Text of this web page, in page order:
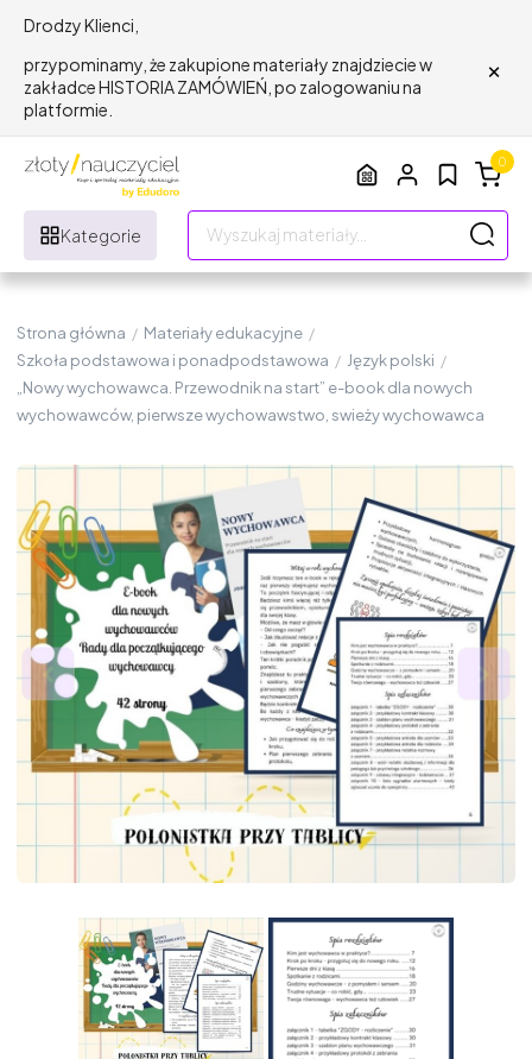
Drodzy Klienci,
przypominamy, że zakupione materiały znajdziecie w
zakładce HISTORIA ZAMÓWIEŃ, po zalogowaniu na
platformie.
×
Kategorie
0
Strona główna / Materiały edukacyjne /
Szkoła podstawowa i ponadpodstawowa / Język polski /
„Nowy wychowawca. Przewodnik na start” e-book dla nowych
wychowawców, pierwsze wychowawstwo, swieży wychowawca